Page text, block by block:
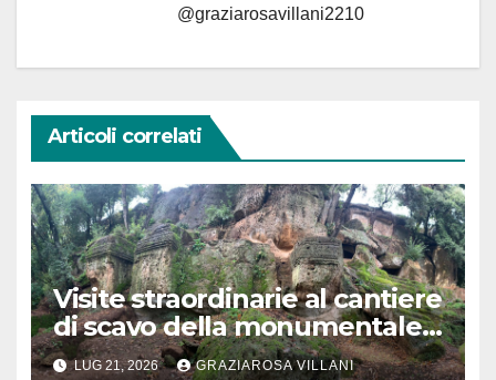
@graziarosavillani2210
Articoli correlati
Visite straordinarie al cantiere
di scavo della monumentale
Tomba Lattanzi nella
LUG 21, 2026 GRAZIAROSA VILLANI